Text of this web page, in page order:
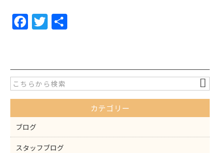
F
a
e
b
o
o
k
T
w
er
カテゴリー
ブログ
スタッフブログ